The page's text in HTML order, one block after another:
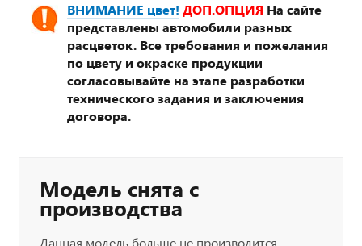
ВНИМАНИЕ цвет! ДОП.ОПЦИЯ На сайте
представлены автомобили разных
расцветок. Все требования и пожелания
по цвету и окраске продукции
согласовывайте на этапе разработки
технического задания и заключения
договора.
Модель снята с
производства